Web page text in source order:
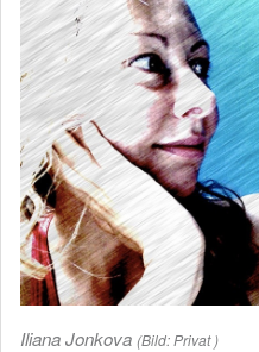
Iliana Jonkova (Bild: Privat )